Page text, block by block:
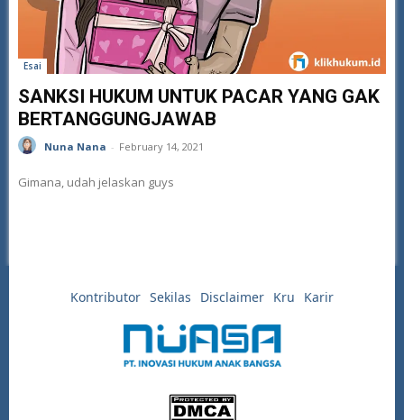
Esai
SANKSI HUKUM UNTUK PACAR YANG GAK
BERTANGGUNGJAWAB
Nuna Nana - February 14, 2021
Gimana, udah jelaskan guys
Kontributor Sekilas Disclaimer Kru Karir